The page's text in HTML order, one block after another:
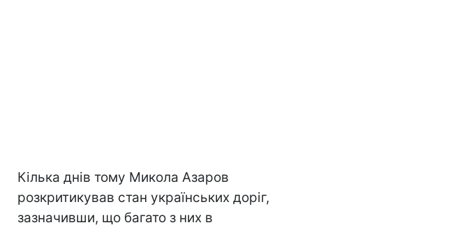
Кілька днів тому Микола Азаров
розкритикував стан українських доріг,
зазначивши, що багато з них в